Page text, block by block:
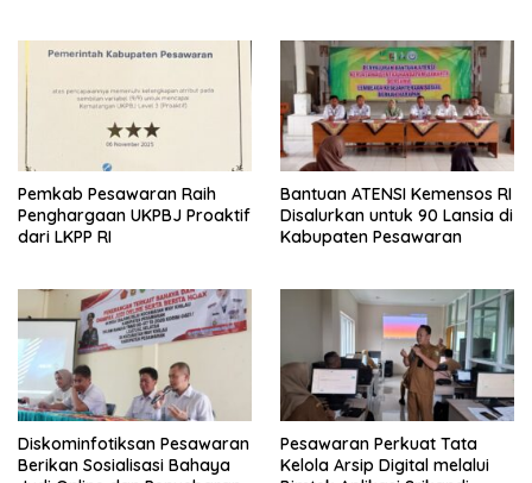
Pemkab Pesawaran Raih
Penghargaan UKPBJ Proaktif
dari LKPP RI
Bantuan ATENSI Kemensos RI
Disalurkan untuk 90 Lansia di
Kabupaten Pesawaran
Diskominfotiksan Pesawaran
Berikan Sosialisasi Bahaya
Pesawaran Perkuat Tata
Kelola Arsip Digital melalui